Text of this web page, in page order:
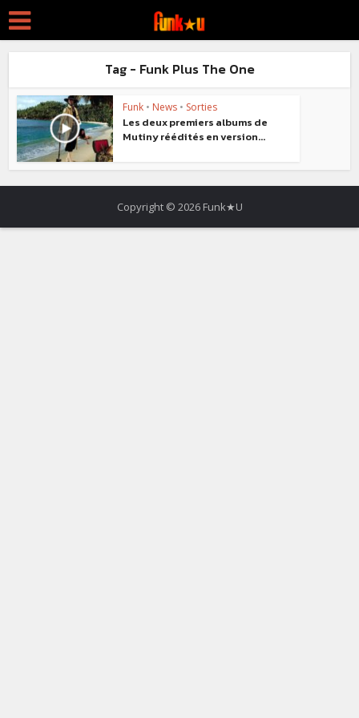
Tag - Funk Plus The One
Funk • News • Sorties
Les deux premiers albums de
Mutiny réédités en version...
Copyright © 2026 Funk★U